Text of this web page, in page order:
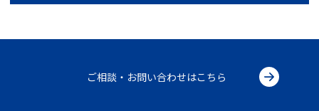
ご相談・お問い合わせはこちら